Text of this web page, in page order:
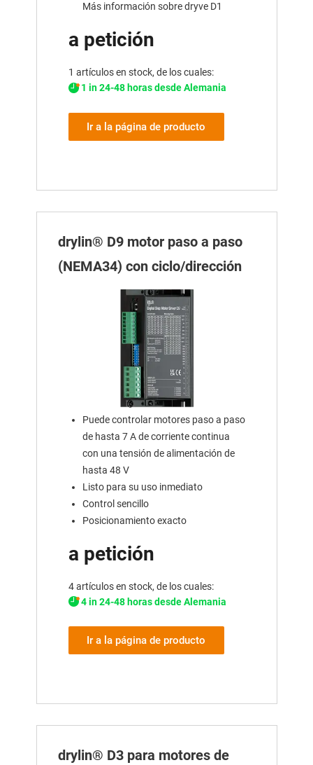
Más información sobre dryve D1
a petición
1 artículos en stock, de los cuales:
1 in 24-48 horas desde Alemania
Ir a la página de producto
drylin® D9 motor paso a paso
(NEMA34) con ciclo/dirección
Puede controlar motores paso a paso
de hasta 7 A de corriente continua
con una tensión de alimentación de
hasta 48 V
Listo para su uso inmediato
Control sencillo
Posicionamiento exacto
a petición
4 artículos en stock, de los cuales:
4 in 24-48 horas desde Alemania
Ir a la página de producto
drylin® D3 para motores de